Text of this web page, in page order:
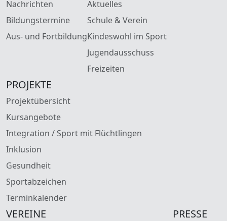
Nachrichten
Bildungstermine
Aus- und Fortbildung
Aktuelles
Schule & Verein
Kindeswohl im Sport
Jugendausschuss
Freizeiten
PROJEKTE
Projektübersicht
Kursangebote
Integration / Sport mit Flüchtlingen
Inklusion
Gesundheit
Sportabzeichen
Terminkalender
VEREINE PRESSE